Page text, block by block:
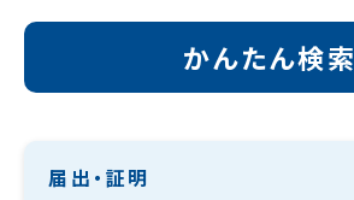
かんたん検索
届出・証明